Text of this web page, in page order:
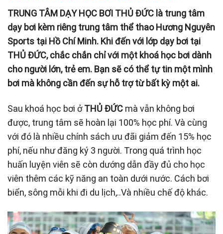
TRUNG TÂM DẠY HỌC BƠI THỦ ĐỨC là trung tâm
dạy bơi kèm riêng trung tâm thể thao Hương Nguyên
Sports tại Hồ Chí Minh. Khi đến với lớp dạy bơi tại
THỦ ĐỨC, chắc chắn chỉ với một khoá học bơi dành
cho người lớn, trẻ em. Bạn sẽ có thể tự tin một mình
bơi mà không cần đến sự hỗ trợ từ bất kỳ một ai.
Sau khoá học bơi ởTHỦ ĐỨC mà vẫn không bơi
được, trung tâm sẽ hoàn lại 100% học phí. Và cùng
với đó là nhiều chính sách ưu đãi giảm đến 15% học
phí, nếu như đăng ký 3 người. Trong quá trình học
huấn luyện viên sẽ còn dướng dẫn đầy đủ cho học
viên thêm các kỹ năng an toàn dưới nước. Cách bơi
biển, sông mỗi khi đi du lịch,..Và nhiều chế độ khác.